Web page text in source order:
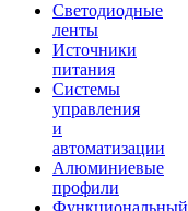
Светодиодные
ленты
Источники
питания
Системы
управления
и
автоматизации
Алюминиевые
профили
Функциональный